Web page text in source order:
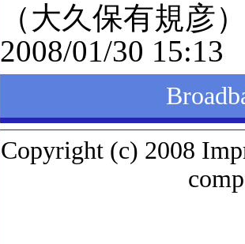
（大久保有規彦
2008/01/30 15:13
Copyright (c) 2008